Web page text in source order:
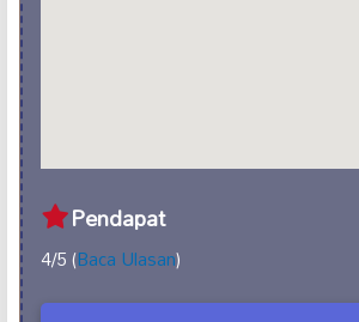
Pendapat
4/5 (Baca Ulasan)